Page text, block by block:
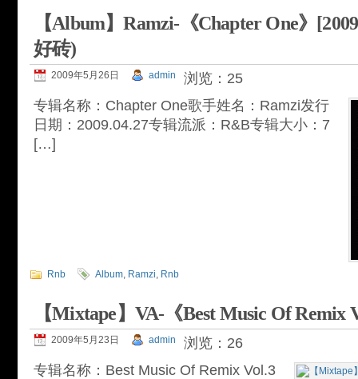
【Album】Ramzi-《Chapter One》
好砖)
2009年5月26日 admin
浏览：25
专辑名称：Chapter One歌手姓名：Ramzi发行
日期：2009.04.27专辑流派：R&B专辑大小：7
[…]
Rnb Album, Ramzi, Rnb
【Mixtape】VA-《Best Music Of Remix
2009年5月23日 admin
浏览：26
专辑名称：Best Music Of Remix Vol.3